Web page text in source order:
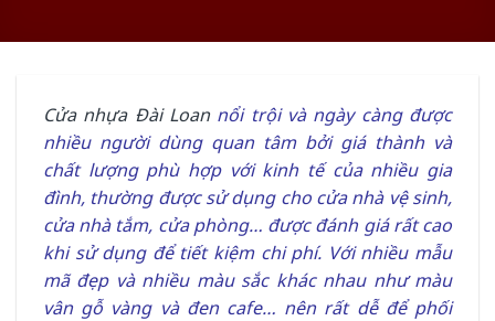
Cửa nhựa Đài Loannổi trội và ngày càng được
nhiều người dùng quan tâm bởi giá thành và
chất lượng phù hợp với kinh tế của nhiều gia
đình, thường được sử dụng cho cửa nhà vệ sinh,
cửa nhà tắm, cửa phòng… được đánh giá rất cao
khi sử dụng để tiết kiệm chi phí. Với nhiều mẫu
mã đẹp và nhiều màu sắc khác nhau như màu
vân gỗ vàng và đen cafe… nên rất dễ để phối